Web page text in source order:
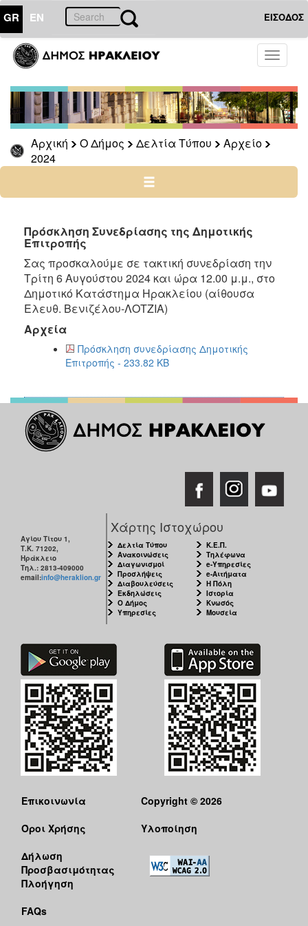
GR EN ΕΙΣΟΔΟΣ
Toggle
Αρχική Ο Δήμος Δελτία Τύπου
Αρχείο
2024
ΔΗΜΟΣ
Δελτία
Τύπου
Αρχείο
2026
2025
2022
2021
2020
2019
2018
2017
2016
2012
2011
ΤΟΠΟΣ
ΜΑΣ
Πρόσκληση Συνεδρίασης της Δημοτικής
Επιτροπής
Σας προσκαλούμε σε τακτική συνεδρίαση την
Τρίτη 6 Αυγούστου 2024 και ώρα 12.00 μ.μ., στο
Δημοτικό Κατάστημα Ηρακλείου (αίθουσα
Ελευθ. Βενιζέλου-ΛΟΤΖΙΑ)
Αρχεία
Πρόσκληση συνεδρίασης Δημοτικής
Επιτροπής - 233.82 KB
Αγίου Τίτου 1,
Τ.Κ. 71202,
Ηράκλειο
Τηλ.: 2813-409000
email:info@heraklion.gr
Χάρτης Ιστοχώρου
Δελτία Τύπου
Ανακοινώσεις
Διαγωνισμοί
Προσλήψεις
Διαβουλεύσεις
Εκδηλώσεις
Ο Δήμος
Υπηρεσίες
Κ.Ε.Π.
Τηλέφωνα
e-Υπηρεσίες
e-Αιτήματα
Η Πόλη
Ιστορία
Κνωσός
Μουσεία
Επικοινωνία
Όροι Χρήσης
Δήλωση
Προσβασιμότητας
Πλοήγηση
FAQs
Copyright © 2026
Υλοποίηση